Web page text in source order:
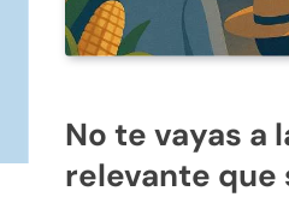
No te vayas a
relevante que